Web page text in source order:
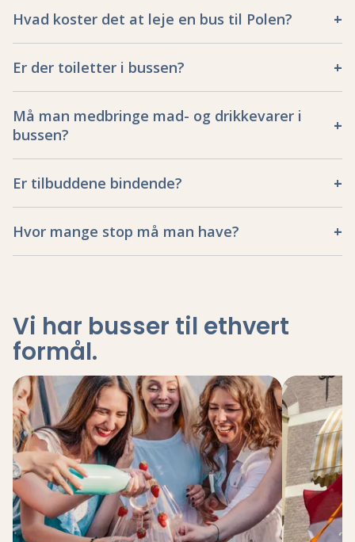
Hvad koster det at leje en bus til Polen?
Er der toiletter i bussen?
Må man medbringe mad- og drikkevarer i
bussen?
Er tilbuddene bindende?
Hvor mange stop må man have?
Vi har busser til ethvert
formål.